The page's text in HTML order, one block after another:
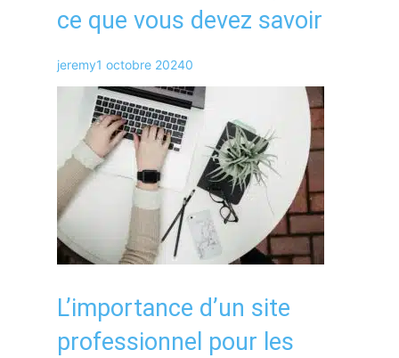
ce que vous devez savoir
jeremy1 octobre 20240
L’importance d’un site
professionnel pour les